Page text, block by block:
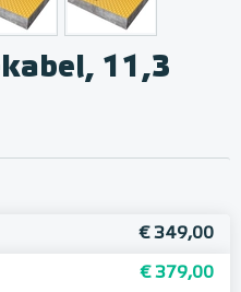
kabel, 11,3
€ 349,00
€ 379,00